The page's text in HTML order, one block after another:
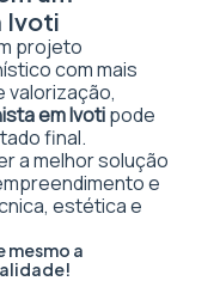
Ivoti
projeto
com mais
valorização,
em Ivotipode
final.
a melhor solução
e
estética e
mesmo a